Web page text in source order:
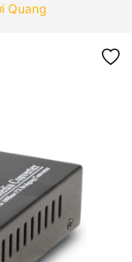
Quang